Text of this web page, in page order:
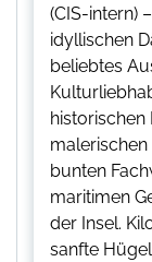
(CIS-intern)
idyllischen
beliebtes
bunten
maritimen
der Insel.
sanfte